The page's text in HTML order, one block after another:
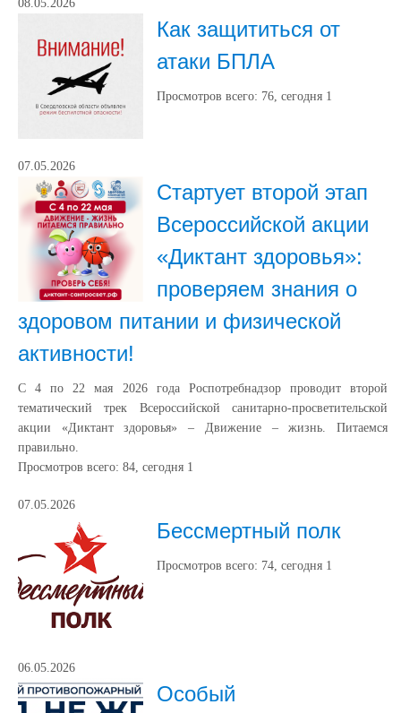
08.05.2026
Как защититься от
атаки БПЛА
Просмотров всего: 76, сегодня 1
07.05.2026
Стартует второй этап
Всероссийской акции
«Диктант здоровья»:
проверяем знания о
здоровом питании и физической
активности!
С 4 по 22 мая 2026 года Роспотребнадзор проводит второй
тематический трек Всероссийской санитарно-просветительской
акции «Диктант здоровья» – Движение – жизнь. Питаемся
правильно.
Просмотров всего: 84, сегодня 1
07.05.2026
Бессмертный полк
Просмотров всего: 74, сегодня 1
06.05.2026
Особый